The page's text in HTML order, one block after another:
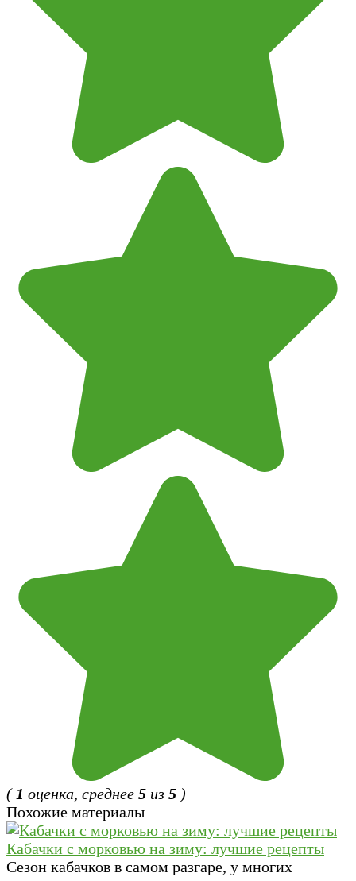
( 1 оценка, среднее 5 из 5 )
Похожие материалы
Кабачки с морковью на зиму: лучшие рецепты
Сезон кабачков в самом разгаре, у многих